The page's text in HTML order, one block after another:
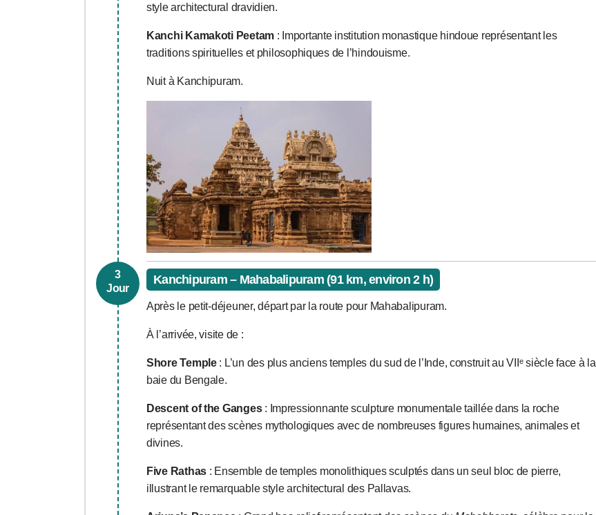
style architectural dravidien.
Kanchi Kamakoti Peetam : Importante institution monastique hindoue représentant les
traditions spirituelles et philosophiques de l’hindouisme.
Nuit à Kanchipuram.
3
Jour
Kanchipuram – Mahabalipuram (91 km, environ 2 h)
Après le petit-déjeuner, départ par la route pour Mahabalipuram.
À l’arrivée, visite de :
Shore Temple: L’un des plus anciens temples du sud de l’Inde, construit au VIIᵉ siècle face à la
baie du Bengale.
Descent of the Ganges: Impressionnante sculpture monumentale taillée dans la roche
représentant des scènes mythologiques avec de nombreuses figures humaines, animales et
divines.
Five Rathas : Ensemble de temples monolithiques sculptés dans un seul bloc de pierre,
illustrant le remarquable style architectural des Pallavas.